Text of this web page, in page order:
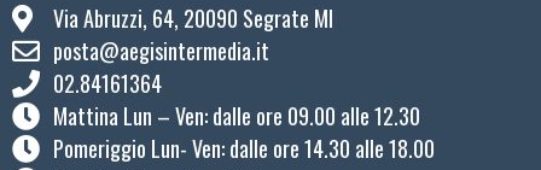
Via Abruzzi, 64, 20090 Segrate MI
posta@aegisintermedia.it
02.84161364
Mattina Lun – Ven: ​dalle ore 09.00 alle 12.30
Pomeriggio Lun- Ven: dalle ore 14.30 alle 18.00